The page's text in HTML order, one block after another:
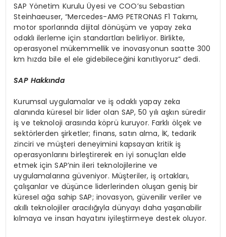
SAP Yönetim Kurulu Üyesi ve COO’su Sebastian
Steinhaeuser, “Mercedes-AMG PETRONAS F1 Takımı,
motor sporlarında dijital dönüşüm ve yapay zeka
odaklı ilerleme için standartları belirliyor. Birlikte,
operasyonel mükemmellik ve inovasyonun saatte 300
km hızda bile el ele gidebileceğini kanıtlıyoruz” dedi.
SAP Hakkında
Kurumsal uygulamalar ve iş odaklı yapay zeka
alanında küresel bir lider olan SAP, 50 yılı aşkın süredir
iş ve teknoloji arasında köprü kuruyor. Farklı ölçek ve
sektörlerden şirketler; finans, satın alma, İK, tedarik
zinciri ve müşteri deneyimini kapsayan kritik iş
operasyonlarını birleştirerek en iyi sonuçları elde
etmek için SAP’nin ileri teknolojilerine ve
uygulamalarına güveniyor. Müşteriler, iş ortakları,
çalışanlar ve düşünce liderlerinden oluşan geniş bir
küresel ağa sahip SAP; inovasyon, güvenilir veriler ve
akıllı teknolojiler aracılığıyla dünyayı daha yaşanabilir
kılmaya ve insan hayatını iyileştirmeye destek oluyor.